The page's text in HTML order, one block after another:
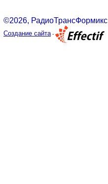
©2026, РадиоТрансФормикс
Создание сайта-